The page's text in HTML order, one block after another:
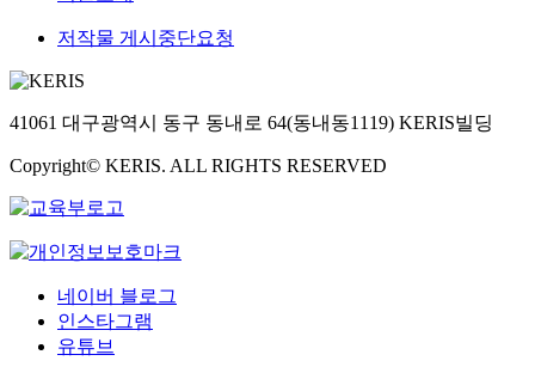
저작물 게시중단요청
41061 대구광역시 동구 동내로 64(동내동1119) KERIS빌딩
Copyright© KERIS. ALL RIGHTS RESERVED
네이버 블로그
인스타그램
유튜브